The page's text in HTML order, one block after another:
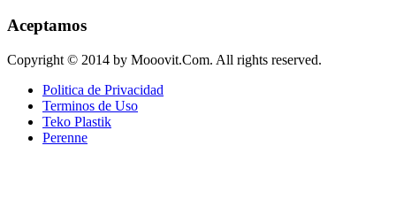
Aceptamos
Copyright © 2014 by Mooovit.Com. All rights reserved.
Politica de Privacidad
Terminos de Uso
Teko Plastik
Perenne